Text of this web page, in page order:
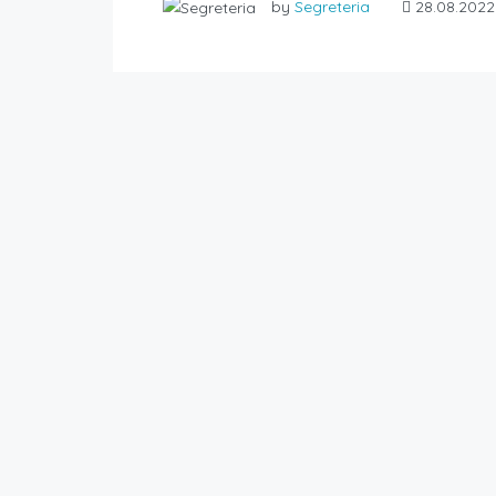
by Segreteria 28.08.2022